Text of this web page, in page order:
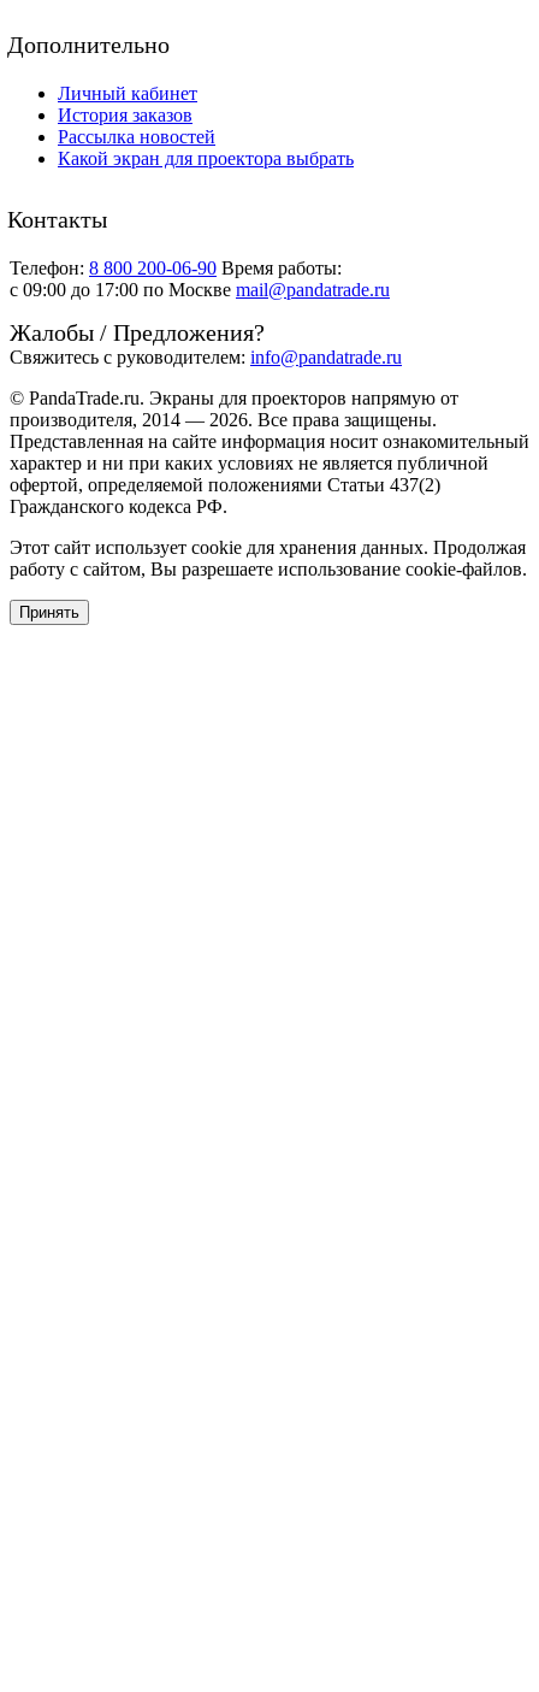
Дополнительно
Личный кабинет
История заказов
Рассылка новостей
Какой экран для проектора выбрать
Контакты
Телефон: 8 800 200-06-90 Время работы:
c 09:00 до 17:00 по Москве mail@pandatrade.ru
Жалобы / Предложения?
Свяжитесь с руководителем: info@pandatrade.ru
© PandaTrade.ru. Экраны для проекторов напрямую от
производителя, 2014 — 2026. Все права защищены.
Представленная на сайте информация носит ознакомительный
характер и ни при каких условиях не является публичной
офертой, определяемой положениями Статьи 437(2)
Гражданского кодекса РФ.
Этот сайт использует cookie для хранения данных. Продолжая
работу с сайтом, Вы разрешаете использование cookie-файлов.
Принять